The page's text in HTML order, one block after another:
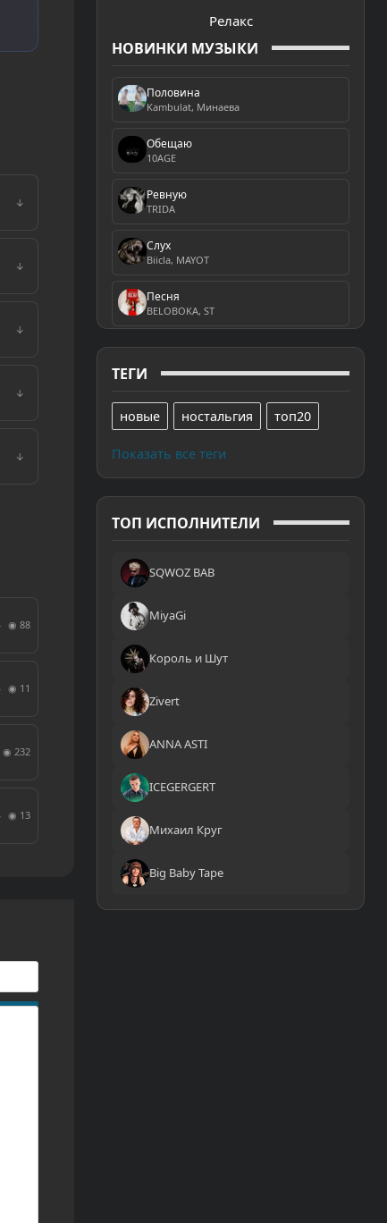
Релакс
НОВИНКИ МУЗЫКИ
Половина
Kambulat, Минаева
Обещаю
10AGE
Ревную
TRIDA
Слух
Biicla, MAYOT
Песня
BELOBOKA, ST
ТЕГИ
новые ностальгия топ20
Показать все теги
ТОП ИСПОЛНИТЕЛИ
SQWOZ BAB
MiyaGi
Король и Шут
Zivert
ANNA ASTI
ICEGERGERT
Михаил Круг
Big Baby Tape
↓
↓
↓
↓
↓
◉ 88
◉ 11
◉ 232
◉ 13